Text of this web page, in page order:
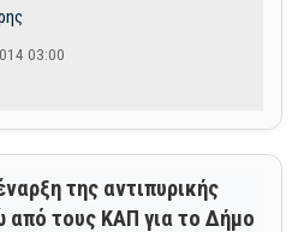
03:00
της αντιπυρικής
από τους ΚΑΠ για το Δήμο